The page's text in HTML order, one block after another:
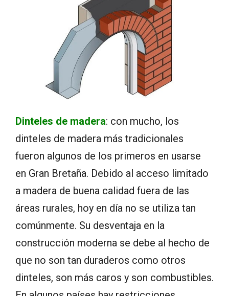
Dinteles de madera: con mucho, los
dinteles de madera más tradicionales
fueron algunos de los primeros en usarse
en Gran Bretaña. Debido al acceso limitado
a madera de buena calidad fuera de las
áreas rurales, hoy en día no se utiliza tan
comúnmente. Su desventaja en la
construcción moderna se debe al hecho de
que no son tan duraderos como otros
dinteles, son más caros y son combustibles.